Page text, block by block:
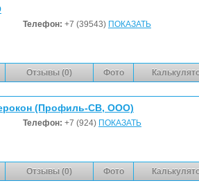
Телефон: +7 (39543) ПОКАЗАТЬ
Отзывы (0) Фото
(Профиль-СВ, ООО)
Телефон: +7 (924) ПОКАЗАТЬ
Отзывы (0) Фото